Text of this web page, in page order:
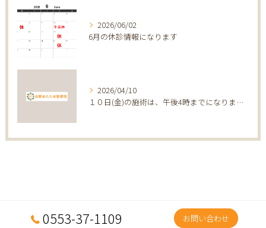
2026/06/02
6月の休診情報になります
2026/04/10
１０日(金)の施術は、午後4時までになります。
0553-37-1109 お問い合わせ